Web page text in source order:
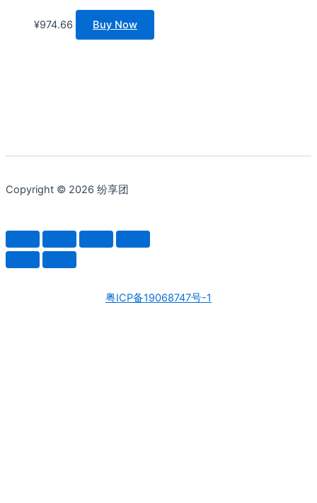
¥974.66 Buy Now
Copyright © 2026 纷享团
粤ICP备19068747号-1